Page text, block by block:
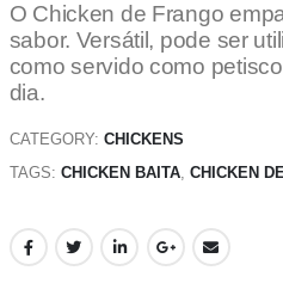
O Chicken de Frango
sabor. Versátil, pode ser
como servido como
dia.
CATEGORY: CHICKENS
TAGS: CHICKEN BAITA, CHICKEN